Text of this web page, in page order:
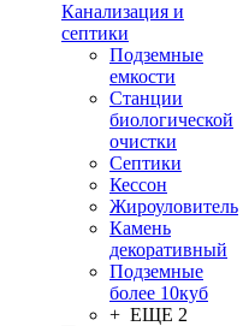
Канализация и
септики
Подземные
емкости
Станции
биологической
очистки
Септики
Кессон
Жироуловитель
Камень
декоративный
Подземные
более 10куб
+ ЕЩЕ 2